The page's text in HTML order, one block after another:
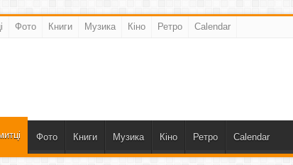
Фото Книги Музика Кіно Ретро Calendar
Фото Книги Музика Кіно Ретро Calendar